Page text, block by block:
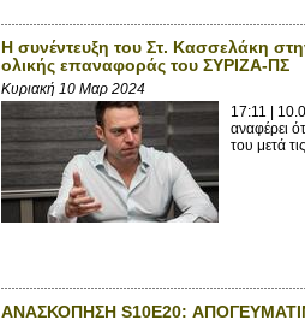
Η συνέντευξη του Στ. Κασσελάκη
ολικής επαναφοράς του ΣΥΡΙΖΑ-ΠΣ
Κυριακή 10 Μαρ 2024
17:11 |
αναφέρει
του μετά
ΑΝΑΣΚΟΠΗΣΗ S10E20: